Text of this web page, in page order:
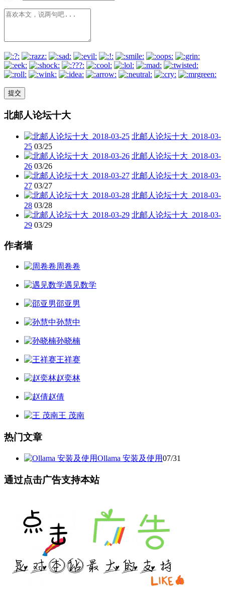
北邮人论坛十大
北邮人论坛十大_2018-03-
25 03/25
北邮人论坛十大_2018-03-
26 03/26
北邮人论坛十大_2018-03-
27 03/27
北邮人论坛十大_2018-03-
28 03/28
北邮人论坛十大_2018-03-
29 03/29
作者墙
周卷卷
遇见数学
邵亚男
孙慧中
孙晓楠
王祥赛
赵奕林
赵倩
王 茂南
热门文章
Ollama 安装及使用07/31
通过点击广告支持本站